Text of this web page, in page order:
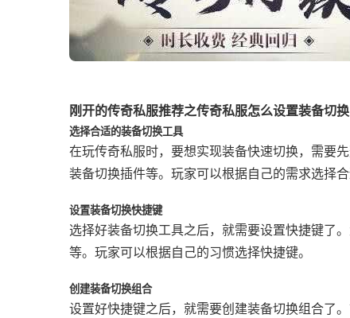
刚开的传奇私服推荐之传奇私服怎么设置装备切换
选择合适的装备切换工具
在玩传奇私服时，要想实现装备快速切换，需要
装备切换插件等。玩家可以根据自己的需求选择合
设置装备切换快捷键
选择好装备切换工具之后，就需要设置快捷键了
等。玩家可以根据自己的习惯选择快捷键。
创建装备切换组合
设置好快捷键之后，就需要创建装备切换组合了